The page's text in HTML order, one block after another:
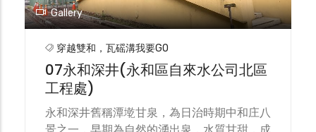
Gallery
穿越雙和，瓦磘溝我要GO
07永和深井(永和區自來水公司北區
工程處)
永和深井舊稱潭墘甘泉，為日治時期中和庄八
景之一，早期為自然的湧出泉，水質甘甜，成